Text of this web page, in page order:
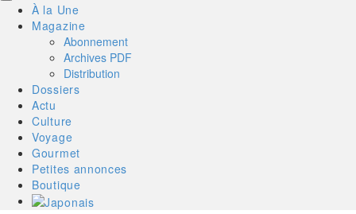
À la Une
Magazine
Abonnement
Archives PDF
Distribution
Dossiers
Actu
Culture
Voyage
Gourmet
Petites annonces
Boutique